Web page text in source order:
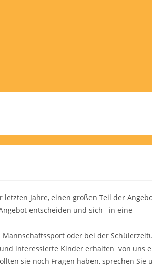
Jahre, einen großen Teil der
entscheiden und sich in eine
oder bei der
interessierte Kinder erhalten von uns
sie noch Fragen haben, sprechen Sie